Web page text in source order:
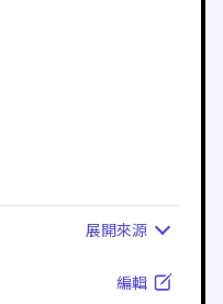
展開來源
編輯